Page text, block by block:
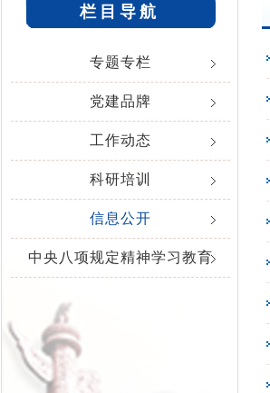
栏目导航
专题专栏
党建品牌
工作动态
科研培训
信息公开
中央八项规定精神学习教育